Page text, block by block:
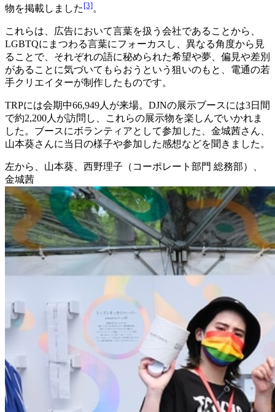
物を掲載しました [3]。
これらは、広告において言葉を扱う会社であることから、
LGBTQにまつわる言葉にフォーカスし、異なる角度から見
ることで、それぞれの語に秘められた希望や夢、偏見や差別
があることに気づいてもらおうという狙いのもと、電通の若
手クリエイターが制作したものです。
TRPには会期中66,949人が来場。DJNの展示ブースには3日間
で約2,200人が訪問し、これらの展示物を楽しんでいかれま
した。ブースにボランティアとして参加した、金城茜さん、
山本葵さんに当日の様子や参加した感想などを聞きました。
左から、山本葵、西野理子（コーポレート部門 総務部）、
金城茜